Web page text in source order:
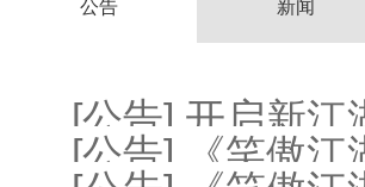
公告 新闻
[公告] 开启新江
[公告] 《笑傲江